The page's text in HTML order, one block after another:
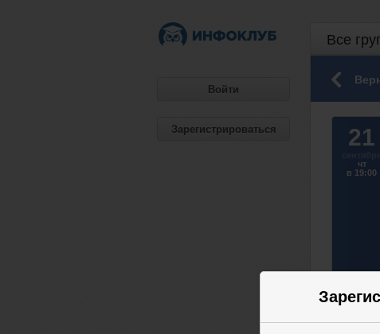
Войти
Зарегистрироваться
Все
21
чт
в 19:00